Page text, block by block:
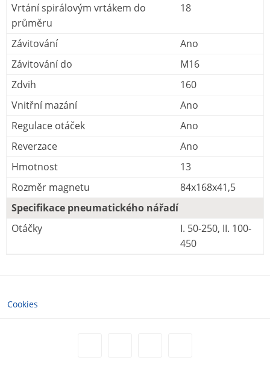
Vrtání spirálovým vrtákem do
průměru
18
Závitování
Ano
Závitování do
M16
Zdvih
160
Vnitřní mazání
Ano
Regulace otáček
Ano
Reverzace
Ano
Hmotnost
13
Rozměr magnetu
84x168x41,5
Specifikace pneumatického nářadí
Otáčky
I. 50-250, II. 100-
450
Cookies